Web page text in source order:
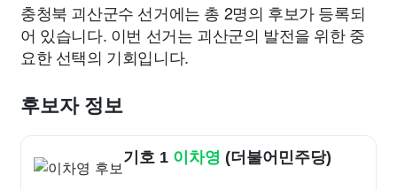
충청북 괴산군수 선거에는 총 2명의 후보가 등록되
어 있습니다. 이번 선거는 괴산군의 발전을 위한 중
요한 선택의 기회입니다.
후보자 정보
기호 1 이차영 (더불어민주당)